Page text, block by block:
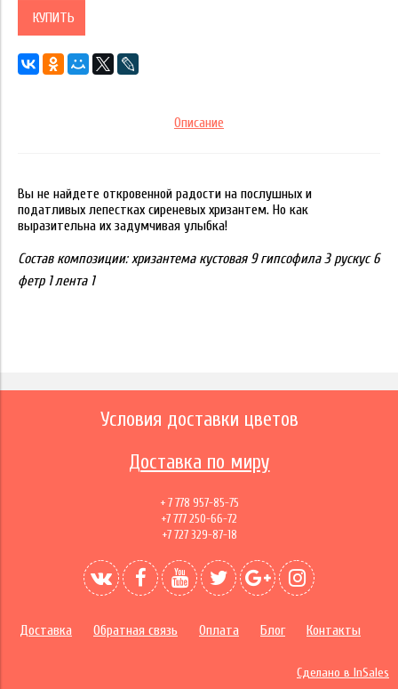
КУПИТЬ
Описание
Вы не найдете откровенной радости на послушных и
податливых лепестках сиреневых хризантем. Но как
выразительна их задумчивая улыбка!
Состав композиции:хризантема кустовая 9 гипсофила 3 рускус 6
фетр 1 лента 1
Условия доставки цветов
Доставка по миру
+ 7 778 957-85-75
+7 777 250-66-72
+7 727 329-87-18
Доставка Обратная связь Оплата Блог Контакты
Сделано в InSales